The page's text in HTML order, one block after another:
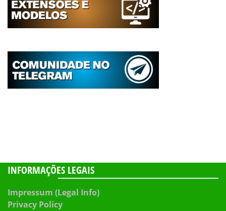
INFORMAÇÕES LEGAIS
Impressum (Legal Info)
Privacy Policy